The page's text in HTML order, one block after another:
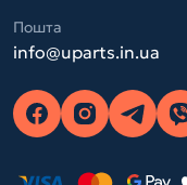
Пошта
info@uparts.in.ua